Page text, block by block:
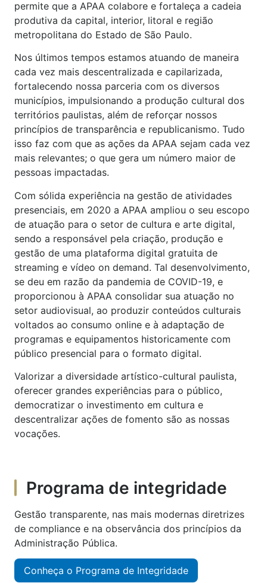
permite que a APAA colabore e fortaleça a cadeia
produtiva da capital, interior, litoral e região
metropolitana do Estado de São Paulo.
Nos últimos tempos estamos atuando de maneira
cada vez mais descentralizada e capilarizada,
fortalecendo nossa parceria com os diversos
municípios, impulsionando a produção cultural dos
territórios paulistas, além de reforçar nossos
princípios de transparência e republicanismo. Tudo
isso faz com que as ações da APAA sejam cada vez
mais relevantes; o que gera um número maior de
pessoas impactadas.
Com sólida experiência na gestão de atividades
presenciais, em 2020 a APAA ampliou o seu escopo
de atuação para o setor de cultura e arte digital,
sendo a responsável pela criação, produção e
gestão de uma plataforma digital gratuita de
streaming e vídeo on demand. Tal desenvolvimento,
se deu em razão da pandemia de COVID-19, e
proporcionou à APAA consolidar sua atuação no
setor audiovisual, ao produzir conteúdos culturais
voltados ao consumo online e à adaptação de
programas e equipamentos historicamente com
público presencial para o formato digital.
Valorizar a diversidade artístico-cultural paulista,
oferecer grandes experiências para o público,
democratizar o investimento em cultura e
descentralizar ações de fomento são as nossas
vocações.
Programa de integridade
Gestão transparente, nas mais modernas diretrizes
de compliance e na observância dos princípios da
Administração Pública.
Conheça o Programa de Integridade